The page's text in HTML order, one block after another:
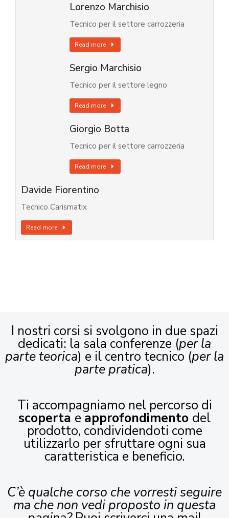
Lorenzo Marchisio
Tecnico per il settore carrozzeria
Read more
Sergio Marchisio
Tecnico per il settore legno
Read more
Giorgio Botta
Tecnico per il settore carrozzeria
Read more
Davide Fiorentino
Tecnico Carismatix
Read more
I nostri corsi si svolgono in due spazi
dedicati: la sala conferenze (per la
parte teorica) e il centro tecnico (per la
parte pratica).
Ti accompagniamo nel percorso di
scoperta e approfondimento del
prodotto, condividendoti come
utilizzarlo per sfruttare ogni sua
caratteristica e beneficio.
C’è qualche corso che vorresti seguire
ma che non vedi proposto in questa